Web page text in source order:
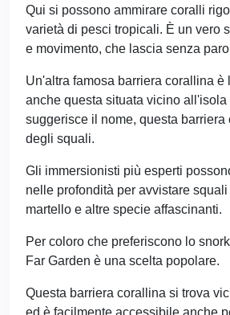
Qui si possono ammirare coralli
varietà di pesci tropicali. È un vero
e movimento, che lascia senza
Un'altra famosa barriera corallina è
anche questa situata vicino all'isola
suggerisce il nome, questa
degli squali.
Gli immersionisti più esperti
nelle profondità per avvistare
martello e altre specie affascinanti.
Per coloro che preferiscono lo
Far Garden è una scelta popolare.
Questa barriera corallina si trova